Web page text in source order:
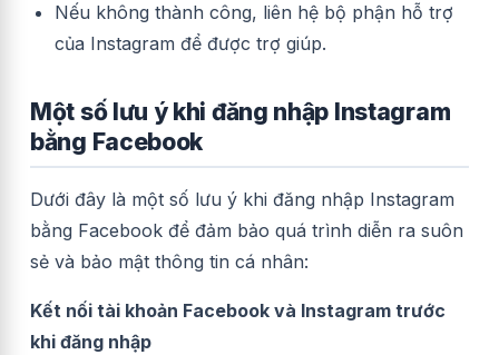
Nếu không thành công, liên hệ bộ phận hỗ trợ
của Instagram để được trợ giúp.
Một số lưu ý khi đăng nhập Instagram
bằng Facebook
Dưới đây là một số lưu ý khi đăng nhập Instagram
bằng Facebook để đảm bảo quá trình diễn ra suôn
sẻ và bảo mật thông tin cá nhân:
Kết nối tài khoản Facebook và Instagram trước
khi đăng nhập